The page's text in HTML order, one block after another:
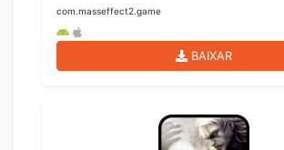
com.masseffect2.game
BAIXAR